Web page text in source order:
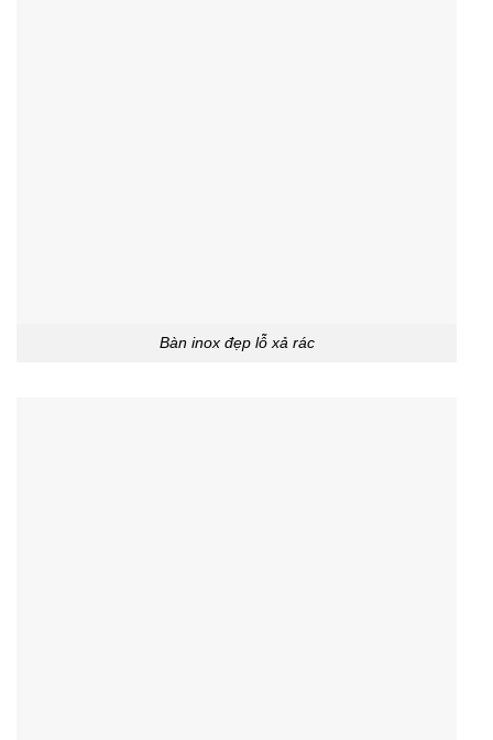
Bàn inox đẹp lỗ xả rác